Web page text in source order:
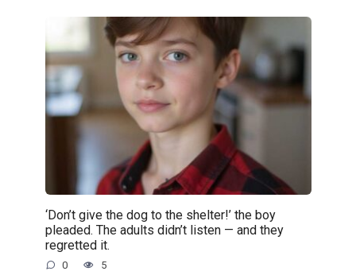
‘Don’t give the dog to the shelter!’ the boy
pleaded. The adults didn’t listen — and they
regretted it.
0 5